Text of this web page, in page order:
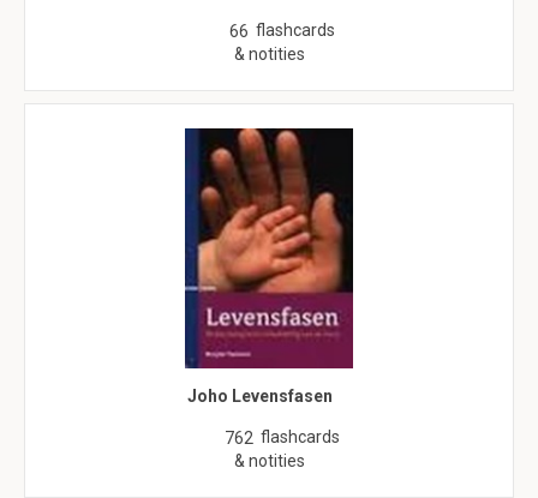
66 flashcards
& notities
Joho Levensfasen
762 flashcards
& notities